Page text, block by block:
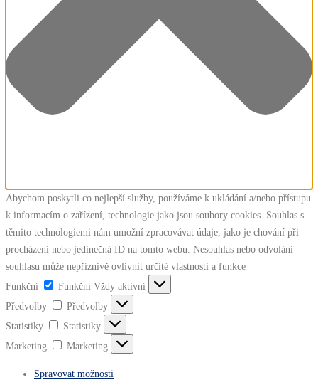
Abychom poskytli co nejlepší služby, používáme k ukládání a/nebo přístupu
k informacím o zařízení, technologie jako jsou soubory cookies. Souhlas s
těmito technologiemi nám umožní zpracovávat údaje, jako je chování při
procházení nebo jedinečná ID na tomto webu. Nesouhlas nebo odvolání
souhlasu může nepříznivě ovlivnit určité vlastnosti a funkce
Funkční
Funkční Vždy aktivní
Předvolby
Předvolby
Statistiky
Statistiky
Marketing
Marketing
Spravovat možnosti